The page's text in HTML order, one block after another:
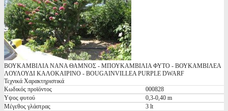
ΒΟΥΚΑΜΒΙΛΙΑ ΝΑΝΑ ΘΑΜΝΟΣ - ΜΠΟΥΚΑΜΒΙΛΙΑ ΦΥΤΟ - ΒΟΥΚΑΜΒΙΛΕΑ
ΛΟΥΛΟΥΔΙ ΚΑΛΟΚΑΙΡΙΝΟ - BOUGAINVILLEA PURPLE DWARF
Τεχνικά Χαρακτηριστικά
Κωδικός προϊόντος
000828
Υψος φυτού
0,3-0,40 m
Μέγεθος γλάστρας
3 lt